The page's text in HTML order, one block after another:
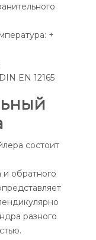
+
EN 12165
состоит
и обратного
разного